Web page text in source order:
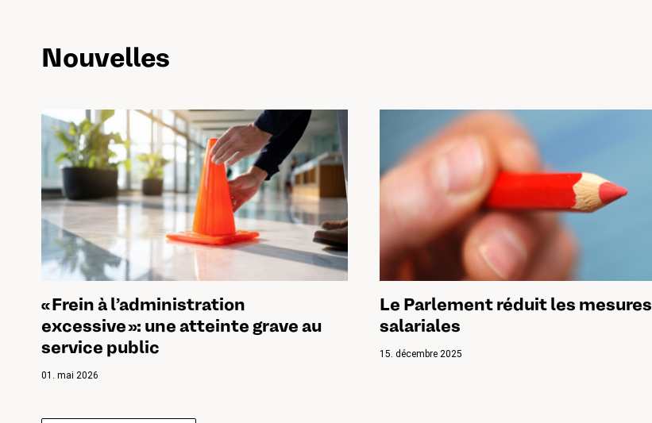
Nouvelles
« Frein à l’administration
excessive »: une atteinte grave au
service public
01. mai 2026
Le Parlement réduit les mesures
salariales
15. décembre 2025